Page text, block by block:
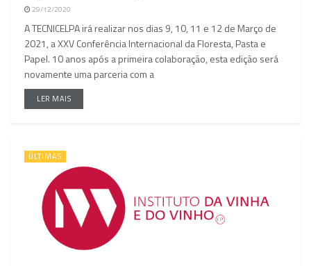
29/12/2020
A TECNICELPA irá realizar nos dias 9, 10, 11 e 12 de Março de
2021, a XXV Conferência Internacional da Floresta, Pasta e
Papel. 10 anos após a primeira colaboração, esta edição será
novamente uma parceria com a
LER MAIS
ÚLTIMAS